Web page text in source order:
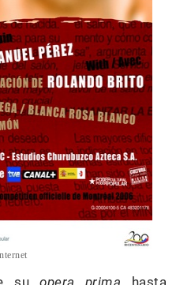
suopera prima hasta